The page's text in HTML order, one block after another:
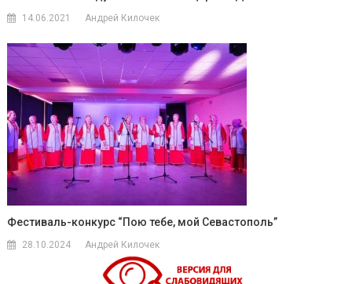
14.06.2021 Андрей Килочек
Фестиваль-конкурс “Пою тебе, мой Севастополь”
28.10.2024 Андрей Килочек